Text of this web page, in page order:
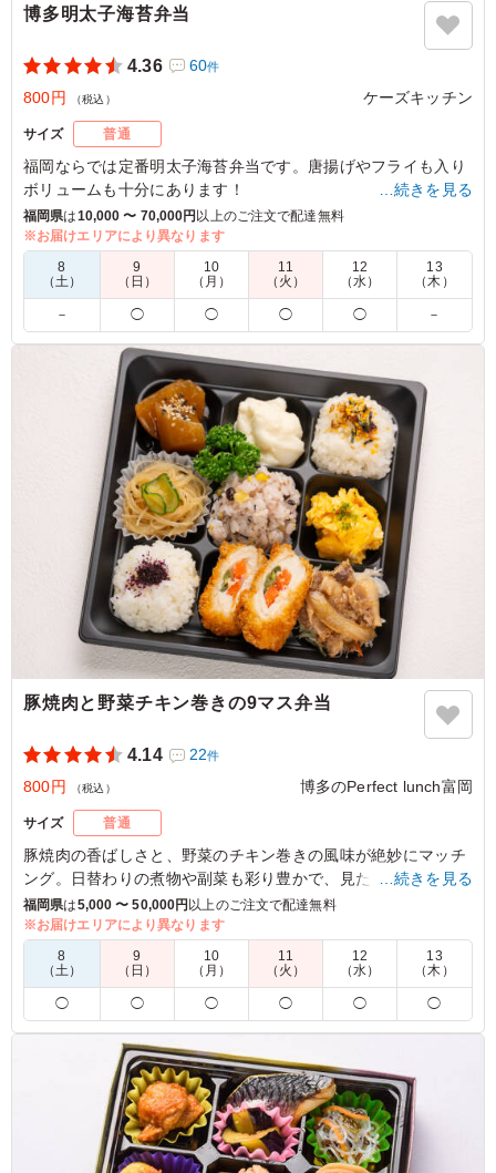
博多明太子海苔弁当
4.36 60件
800円 （税込） ケーズキッチン
サイズ 普通
福岡ならでは定番明太子海苔弁当です。唐揚げやフライも入り
ボリュームも十分にあります！
4.5 株式会社カホエンタープライズ
明太子と海苔の相性が抜群で、ご飯が進むお弁当でした。
フライや卵焼きなどおかずの種類も豊富で彩りもよく、冷
めてもしっとりおいしく食べられる工夫を感じます。この
内容でこの価格はコスパも良く、大満足の一品でした。
ご利用シーン： 会議・セミナー ›ランチミーティング
福岡県福岡市中央区天神2026/07/27
…続きを見る
福岡県は10,000 〜 70,000円以上のご注文で配達無料
※お届けエリアにより異なります
8
（土）
9
（日）
10
（月）
11
（火）
12
（水）
13
（木）
－ ◯ ◯ ◯ ◯ －
豚焼肉と野菜チキン巻きの9マス弁当
4.14 22件
800円 （税込） 博多のPerfect lunch富岡
サイズ 普通
豚焼肉の香ばしさと、野菜のチキン巻きの風味が絶妙にマッチ
ング。日替わりの煮物や副菜も彩り豊かで、見た目にも楽しめ
る一品です。博多のPerfect lunch富岡の特製弁当は、会議やセ
ミナーの場での活力源にぴったりです。
4.0 南ヶ丘保育園
肉肉で野菜も摂れて良かったです。
ご利用シーン：懇親会›懇親会
福岡県大野城市牛頸2026/06/01
…続きを見る
福岡県は5,000 〜 50,000円 以上のご注文で配達無料
※お届けエリアにより異なります
8
（土）
9
（日）
10
（月）
11
（火）
12
（水）
13
（木）
◯ ◯ ◯ ◯ ◯ ◯